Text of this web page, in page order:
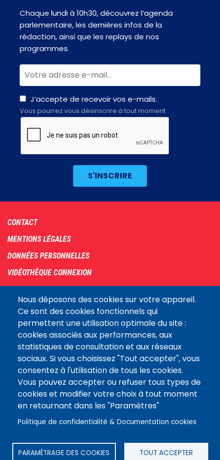
Nous déposons des cookies sur votre appareil.
Ce sont des cookies fonctionnels qui
permettent une utilisation optimale du site :
cookies associés aux performances, aux
statistiques de consultation et aux réseaux
sociaux. Si vous choisissez "Tout accepter", vous
consentez à l'utilisation de tous les cookies.
Vous pouvez accepter ou refuser tous types de
cookies et modifier votre choix à tout moment
en retournant dans les "Paramètres"
Politique de confidentialité & Documentation cookies
PARAMÉTRAGE DES COOKIES TOUT ACCEPTER
Chaque lundi à 10h30, découvrez l’agenda
parlementaire, les dernières infos de la
rédaction, ainsi que les replays de nos
programmes.
J’accepte de recevoir vos e-mails.
Vous pourrez vous désinscrire à tout moment
Footer
menu
CONTACT
MENTIONS LÉGALES
DONNÉES PERSONNELLES
VIDÉOTHÈQUE CONNEXION
COOKIES
Assemblée
nationaleLE SITE DE L’ASSEMBLÉE NATIONALE
Suivez-nous